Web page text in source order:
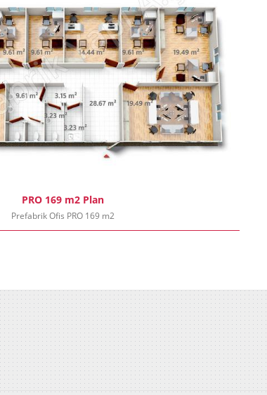
PRO 169 m2 Plan
Prefabrik Ofis PRO 169 m2